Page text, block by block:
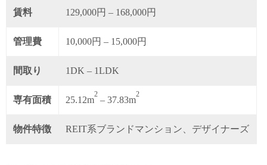
賃料 129,000円 – 168,000円
管理費 10,000円 – 15,000円
間取り 1DK – 1LDK
専有面積 25.12m
2
– 37.83m
2
物件特徴 REIT系ブランドマンション、デザイナーズ